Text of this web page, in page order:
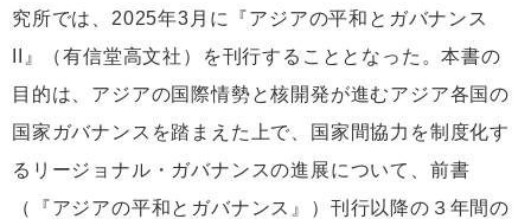
究所では、2025年3月に『アジアの平和とガバナンス
II』（有信堂高文社）を刊行することとなった。本書の
目的は、アジアの国際情勢と核開発が進むアジア各国の
国家ガバナンスを踏まえた上で、国家間協力を制度化す
るリージョナル・ガバナンスの進展について、前書
（『アジアの平和とガバナンス』）刊行以降の３年間の